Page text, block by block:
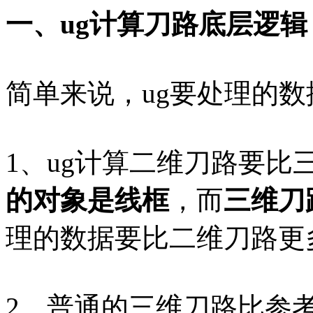
一、ug计算刀路底层逻辑
简单来说，ug要处理的
1、ug计算二维刀路要比
的对象是线框，而三维
理的数据要比二维刀路